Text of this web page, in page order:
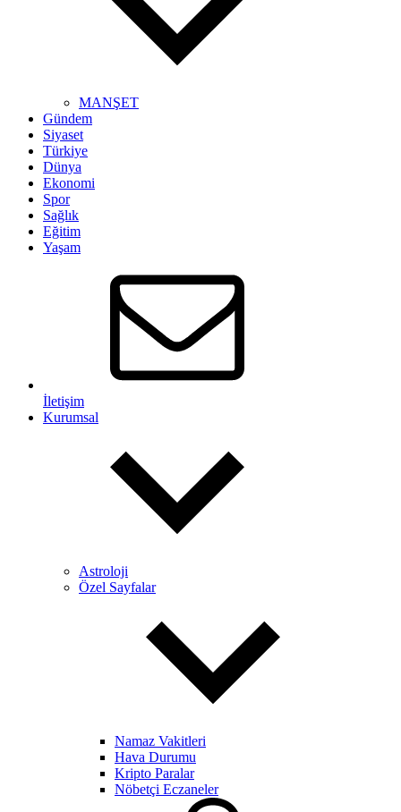
MANŞET
Gündem
Siyaset
Türkiye
Dünya
Ekonomi
Spor
Sağlık
Eğitim
Yaşam
İletişim
Kurumsal
Astroloji
Özel Sayfalar
Namaz Vakitleri
Hava Durumu
Kripto Paralar
Nöbetçi Eczaneler